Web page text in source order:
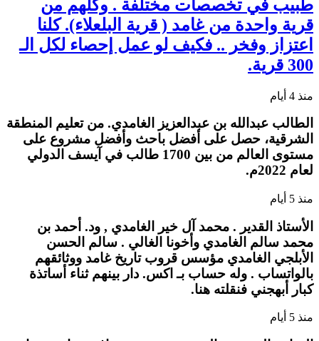
طبيب في تخصصات مختلفة . وكلهم من
قرية واحدة من غامد ( قرية البلعلاء). كلنا
اعتزاز وفخر .. فكيف لو عمل إحصاء لكل الـ
300 قرية.
منذ 4 أيام
الطالب عبدالله بن عبدالعزيز الغامدي. من تعليم المنطقة
الشرقية، حصل على أفضل باحث وأفضل مشروع على
مستوى العالم من بين 1700 طالب في آيسف الدولي
لعام 2022م.
منذ 5 أيام
الأستاذ القدير . محمد آل خير الغامدي , ود. أحمد بن
محمد سالم الغامدي وأخونا الغالي . سالم الحسن
الأبلجي الغامدي مؤسس قروب تاريخ غامد ووثائقهم
بالواتساب . وله حساب بـ اكس. دار بينهم ثناء أساتذة
كبار أبهجني فنقلته هنا.
منذ 5 أيام